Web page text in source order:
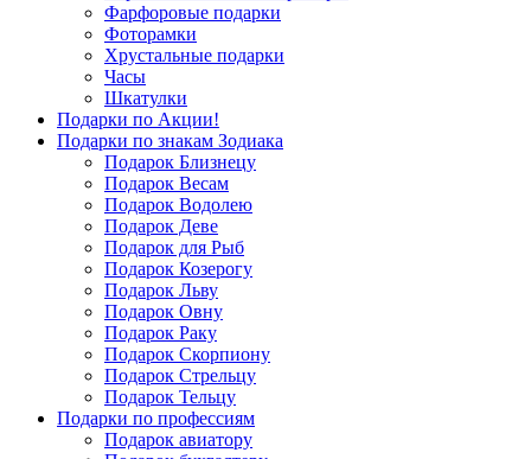
Фарфоровые подарки
Фоторамки
Хрустальные подарки
Часы
Шкатулки
Подарки по Акции!
Подарки по знакам Зодиака
Подарок Близнецу
Подарок Весам
Подарок Водолею
Подарок Деве
Подарок для Рыб
Подарок Козерогу
Подарок Льву
Подарок Овну
Подарок Раку
Подарок Скорпиону
Подарок Стрельцу
Подарок Тельцу
Подарки по профессиям
Подарок авиатору